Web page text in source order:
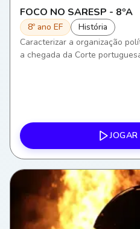
FOCO NO SARESP - 8ºA
8º ano EF
História
Caracterizar a organização
a chegada da Corte